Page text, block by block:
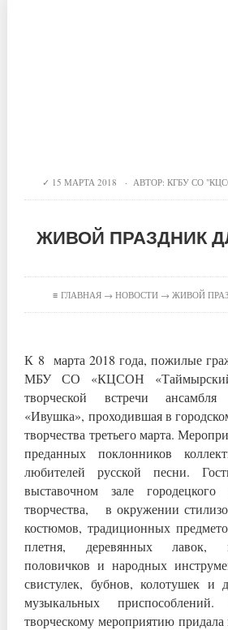
15 МАРТА 2018 · АВТОР: КГБУ СО
ЖИВОЙ ПРАЗДНИК
≡ ГЛАВНАЯ→ НОВОСТИ→ ЖИВОЙ
К 8 марта 2018 года, пожилые
МБУ СО «КЦСОН
творческой встречи
«Ивушка», проходившая в
творчества третьего марта.
преданных поклонников
любителей русской песни.
выставочном зале городецкого
творчества, в окружении
костюмов, традиционных
плетня, деревянных лавок,
половичков и народных
свистулек, бубнов, колотушек и
музыкальных
творческому мероприятию